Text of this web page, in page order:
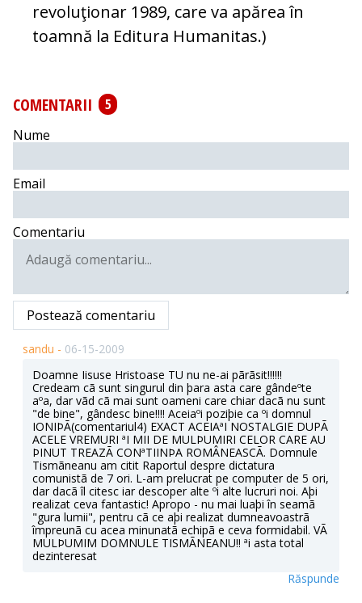
revoluţionar 1989, care va apărea în
toamnă la Editura Humanitas.)
COMENTARII
5
Nume
Email
Comentariu
Postează comentariu
sandu - 06-15-2009
Doamne Iisuse Hristoase TU nu ne-ai pãrãsit!!!!!!
Credeam cã sunt singurul din þara asta care gândeºte
aºa, dar vãd cã mai sunt oameni care chiar dacã nu sunt
"de bine", gândesc bine!!!! Aceiaºi poziþie ca ºi domnul
IONIÞÃ(comentariul4) EXACT ACEIAªI NOSTALGIE DUPÃ
ACELE VREMURI ªI MII DE MULÞUMIRI CELOR CARE AU
ÞINUT TREAZÃ CONªTIINÞA ROMÂNEASCÃ. Domnule
Tismãneanu am citit Raportul despre dictatura
comunistã de 7 ori. L-am prelucrat pe computer de 5 ori,
dar dacã îl citesc iar descoper alte ºi alte lucruri noi. Aþi
realizat ceva fantastic! Apropo - nu mai luaþi în seamã
"gura lumii", pentru cã ce aþi realizat dumneavoastrã
împreunã cu acea minunatã echipã e ceva formidabil. VÃ
MULÞUMIM DOMNULE TISMÃNEANU!! ªi asta total
dezinteresat
Răspunde